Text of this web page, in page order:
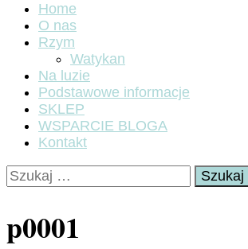
Home
O nas
Rzym
Watykan
Na luzie
Podstawowe informacje
SKLEP
WSPARCIE BLOGA
Kontakt
Szukaj:
p0001